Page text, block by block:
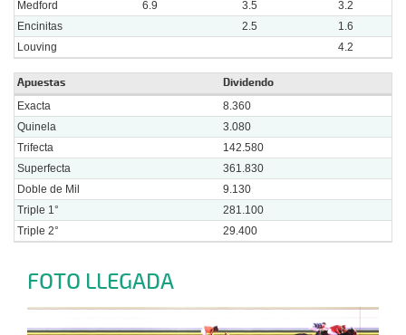
Medford 6.9 3.5
3.2
Encinitas
2.5
1.6
Louving
4.2
Apuestas Dividendo
Exacta
8.360
Quinela
3.080
Trifecta
142.580
Superfecta
361.830
Doble de Mil
9.130
Triple 1°
281.100
Triple 2°
29.400
FOTO LLEGADA